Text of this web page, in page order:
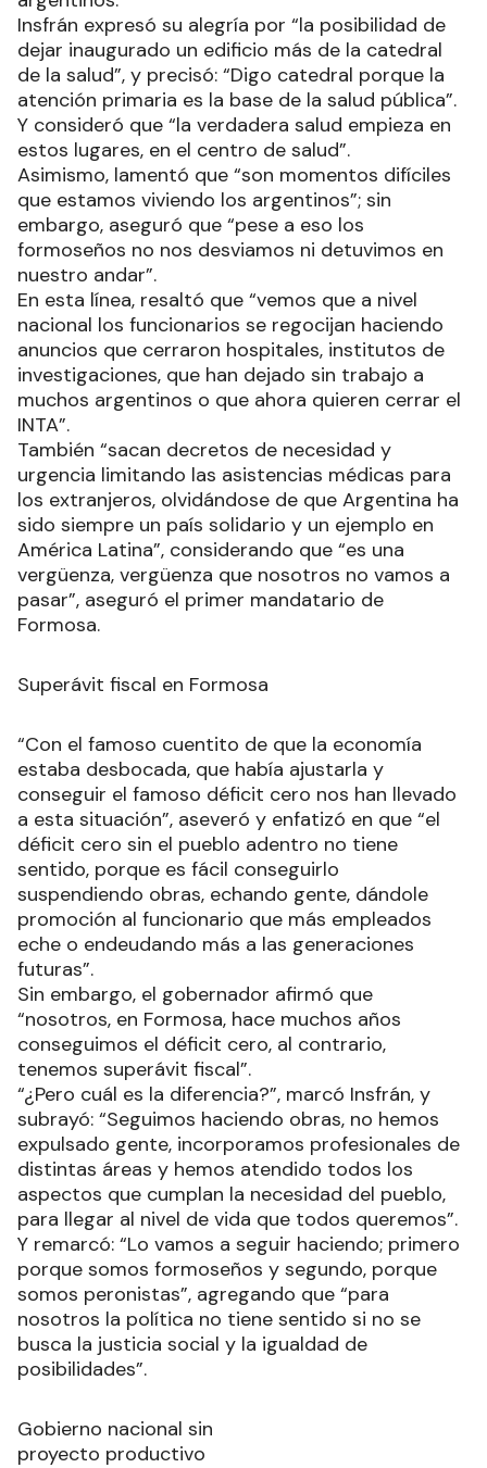
Insfrán expresó su alegría por “la posibilidad de
dejar inaugurado un edificio más de la catedral
de la salud”, y precisó: “Digo catedral porque la
atención primaria es la base de la salud pública”.
Y consideró que “la verdadera salud empieza en
estos lugares, en el centro de salud”.
Asimismo, lamentó que “son momentos difíciles
que estamos viviendo los argentinos”; sin
embargo, aseguró que “pese a eso los
formoseños no nos desviamos ni detuvimos en
nuestro andar”.
En esta línea, resaltó que “vemos que a nivel
nacional los funcionarios se regocijan haciendo
anuncios que cerraron hospitales, institutos de
investigaciones, que han dejado sin trabajo a
muchos argentinos o que ahora quieren cerrar el
INTA”.
También “sacan decretos de necesidad y
urgencia limitando las asistencias médicas para
los extranjeros, olvidándose de que Argentina ha
sido siempre un país solidario y un ejemplo en
América Latina”, considerando que “es una
vergüenza, vergüenza que nosotros no vamos a
pasar”, aseguró el primer mandatario de
Formosa.
Superávit fiscal en Formosa
“Con el famoso cuentito de que la economía
estaba desbocada, que había ajustarla y
conseguir el famoso déficit cero nos han llevado
a esta situación”, aseveró y enfatizó en que “el
déficit cero sin el pueblo adentro no tiene
sentido, porque es fácil conseguirlo
suspendiendo obras, echando gente, dándole
promoción al funcionario que más empleados
eche o endeudando más a las generaciones
futuras”.
Sin embargo, el gobernador afirmó que
“nosotros, en Formosa, hace muchos años
conseguimos el déficit cero, al contrario,
tenemos superávit fiscal”.
“¿Pero cuál es la diferencia?”, marcó Insfrán, y
subrayó: “Seguimos haciendo obras, no hemos
expulsado gente, incorporamos profesionales de
distintas áreas y hemos atendido todos los
aspectos que cumplan la necesidad del pueblo,
para llegar al nivel de vida que todos queremos”.
Y remarcó: “Lo vamos a seguir haciendo; primero
porque somos formoseños y segundo, porque
somos peronistas”, agregando que “para
nosotros la política no tiene sentido si no se
busca la justicia social y la igualdad de
posibilidades”.
Gobierno nacional sin
proyecto productivo